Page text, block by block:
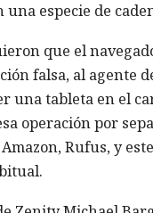
especie de
que el
falsa, al agente
una tableta en el
operación por
Rufus, y